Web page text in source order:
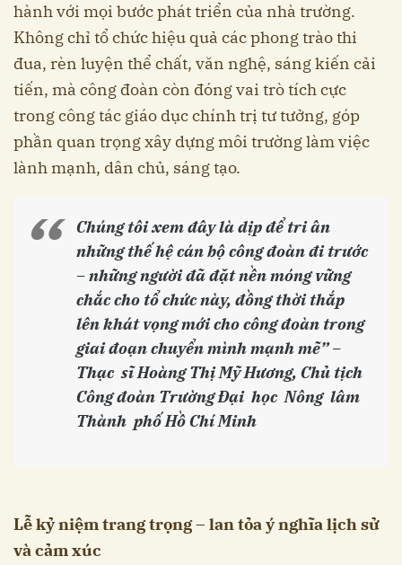
hành với mọi bước phát triển của nhà trường.
Không chỉ tổ chức hiệu quả các phong trào thi
đua, rèn luyện thể chất, văn nghệ, sáng kiến cải
tiến, mà công đoàn còn đóng vai trò tích cực
trong công tác giáo dục chính trị tư tưởng, góp
phần quan trọng xây dựng môi trường làm việc
lành mạnh, dân chủ, sáng tạo.
Chúng tôi xem đây là dịp để tri ân
những thế hệ cán bộ công đoàn đi trước
– những người đã đặt nền móng vững
chắc cho tổ chức này, đồng thời thắp
lên khát vọng mới cho công đoàn trong
giai đoạn chuyển mình mạnh mẽ” –
Thạc sĩ Hoàng Thị Mỹ Hương, Chủ tịch
Công đoàn Trường Đại học Nông lâm
Thành phố Hồ Chí Minh
Lễ kỷ niệm trang trọng – lan tỏa ý nghĩa lịch sử
và cảm xúc